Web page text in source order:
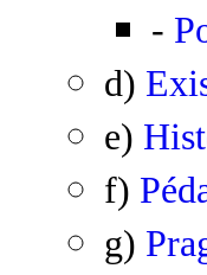
-
d)
e)
f)
g)